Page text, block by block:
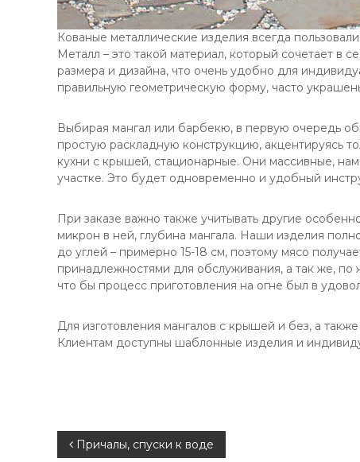
Кованые металлические изделия всегда
Металл – это такой материал, который сочетает в
размера и дизайна, что очень удобно для
правильную геометрическую форму, часто
Выбирая мангал или барбекю, в первую очередь
простую раскладную конструкцию, акцентируясь
кухни с крышей, стационарные. Они массивные,
участке. Это будет одновременно и удобный
При заказе важно также учитывать другие
микрон в ней, глубина мангала. Наши изделия
до углей – примерно 15-18 см, поэтому мясо
принадлежностями для обслуживания, а так же,
что бы процесс приготовления на огне был в
Для изготовления мангалов с крышей и без, а
Клиентам доступны шаблонные изделия и
Н Причалы, спуски к воде